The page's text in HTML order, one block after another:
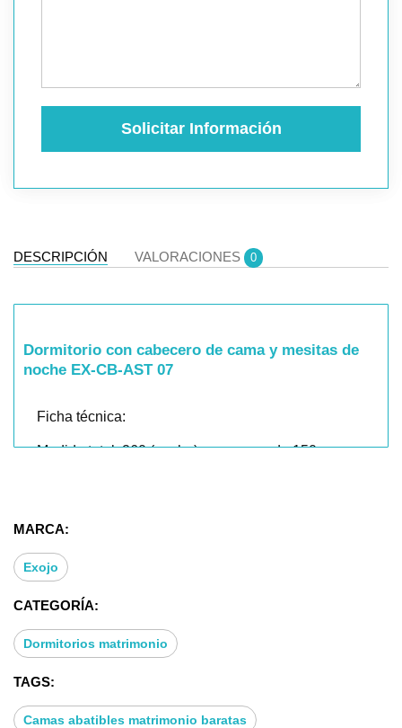
Solicitar Información
DESCRIPCIÓN VALORACIONES 0
Dormitorio con cabecero de cama y mesitas de
noche EX-CB-AST 07
Ficha técnica:
Medida total: 260 (ancho) para cama de 150
(alto con patas) *39,7 (fondo)
Datos Técnicos:
- Dormitorio matrimonio para cama 150 cm
MARCA:
Exojo
CATEGORÍA:
Dormitorios matrimonio
TAGS:
Camas abatibles matrimonio baratas